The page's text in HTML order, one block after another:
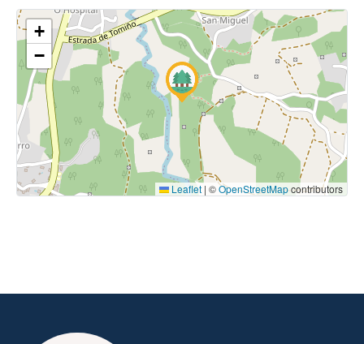
+
−
Leaflet | ©OpenStreetMapcontributors